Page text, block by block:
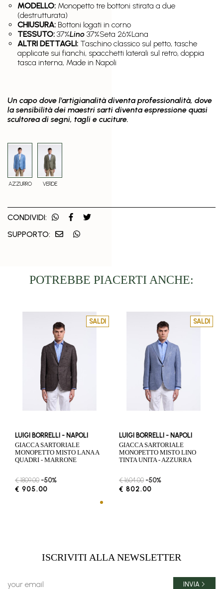
MODELLO: Monopetto tre bottoni stirata a due
(destrutturata)
CHIUSURA: Bottoni logati in corno
TESSUTO: 37%Lino 37%Seta 26%Lana
ALTRI DETTAGLI: Taschino classico sul petto, tasche
applicate sui fianchi, spacchetti laterali sul retro, doppia
tasca interna, Made in Napoli
Un capo dove l'artigianalità diventa professionalità, dove
la sensibilità dei maestri sarti diventa espressione quasi
scultorea di segni, tagli e cuciture.
AZZURRO VERDE
CONDIVIDI:
SUPPORTO:
POTREBBE PIACERTI ANCHE:
SALDI
LUIGI BORRELLI - NAPOLI
GIACCA SARTORIALE
MONOPETTO MISTO LANA A
QUADRI - MARRONE
€ 1809.00 -50%
€ 905.00
SALDI
LUIGI BORRELLI - NAPOLI
GIACCA SARTORIALE
MONOPETTO MISTO LINO
TINTA UNITA - AZZURRA
€ 1604.00 -50%
€ 802.00
ISCRIVITI ALLA NEWSLETTER
INVIA